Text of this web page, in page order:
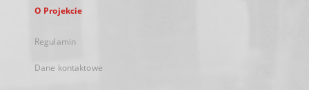
O Projekcie
Regulamin
Dane kontaktowe